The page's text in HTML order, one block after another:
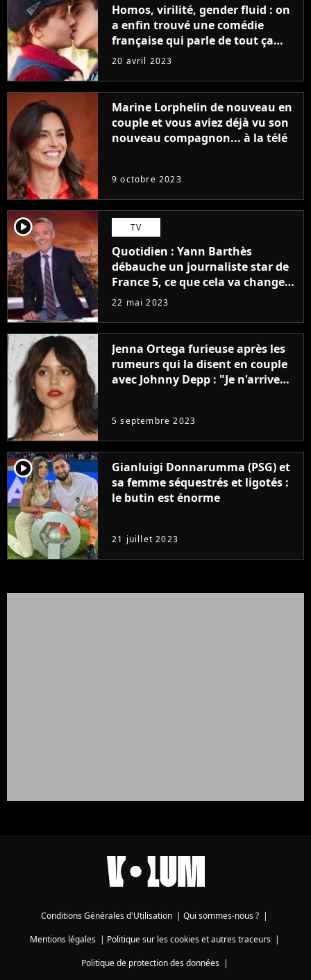
Homos, virilité, gender fluid : on
a enfin trouvé une comédie
française qui parle de tout ça
sans être super ringarde
20 avril 2023
Marine Lorphelin de nouveau en
couple et vous aviez déjà vu son
nouveau compagnon... à la télé
9 octobre 2023
player2 TV
Quotidien : Yann Barthès
débauche un journaliste star de
France 5, ce que cela va changer
à la rentrée
22 mai 2023
Jenna Ortega furieuse après les
rumeurs qui la disent en couple
avec Johnny Depp : "Je n'arrive
5 septembre 2023
player2
Gianluigi Donnarumma (PSG) et
sa femme séquestrés et ligotés :
le butin est énorme
21 juillet 2023
Conditions Générales d'Utilisation Qui sommes-nous ?
Mentions légales| Politique sur les cookies et autres traceurs|
Politique de protection des données|